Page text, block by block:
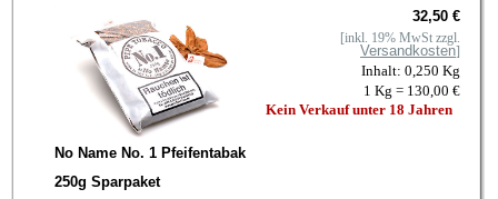
No Name No. 1 Pfeifentabak
250g Sparpaket
32,50 €
[inkl. 19% MwSt zzgl.
Versandkosten]
Inhalt: 0,250 Kg
1 Kg = 130,00 €
Kein Verkauf unter 18 Jahren